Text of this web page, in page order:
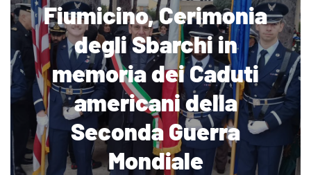
Fiumicino, Cerimonia
degli Sbarchi in
memoria dei Caduti
americani della
Seconda Guerra
Mondiale